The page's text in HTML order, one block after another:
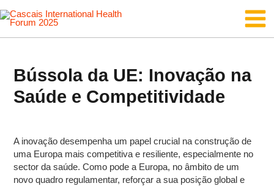
to
Main
Bússola da UE: Inovação na
Saúde e Competitividade
A inovação desempenha um papel crucial na construção de
uma Europa mais competitiva e resiliente, especialmente no
sector da saúde. Como pode a Europa, no âmbito de um
novo quadro regulamentar, reforçar a sua posição global e